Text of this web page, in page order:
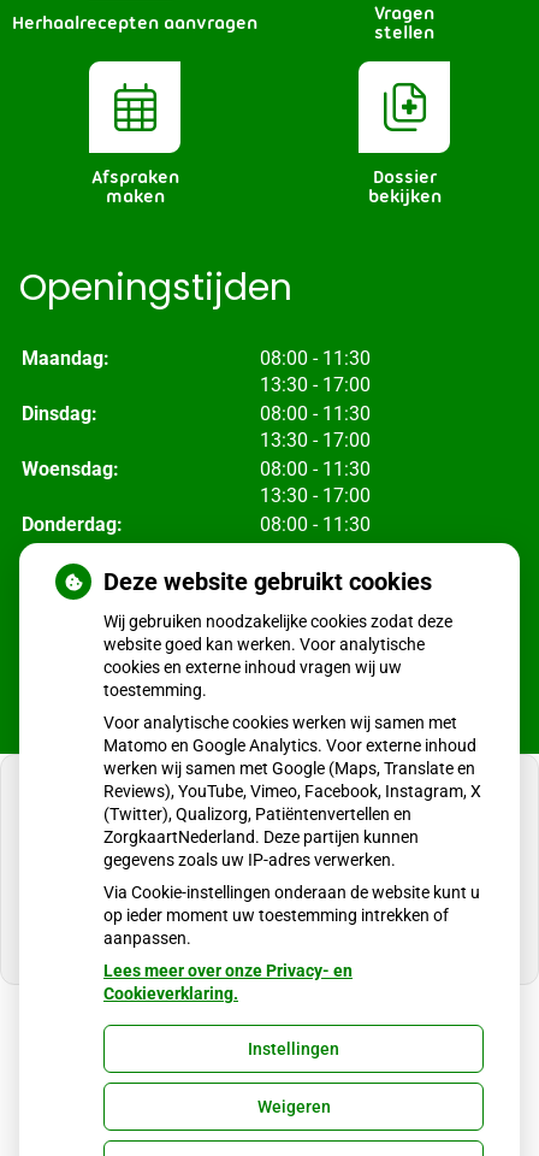
Herhaalrecepten aanvragen
Vragen
stellen
Afspraken
maken
Dossier
bekijken
Openingstijden
Maandag: 08:00 tot
- 11:30
13:30 tot
- 17:00
Dinsdag:
08:00 tot
- 11:30
13:30 tot
- 17:00
Woensdag:
08:00 tot
- 11:30
13:30 tot
- 17:00
Donderdag:
08:00 tot
- 11:30
13:30tot
- 17:00
Vrijdag:
08:00tot
- 11:30
U heeft geen toestemming gegeven voor
externe inhouddie nodig is om dit te zien.
Cookie-instellingen wijzigen
Uw Zorg Online|Beheer
Bezoek
onze
Deze website gebruikt cookies
Wij gebruiken noodzakelijke cookies zodat deze
website goed kan werken. Voor analytische
cookies en externe inhoud vragen wij uw
toestemming.
Voor analytische cookies werken wij samen met
Matomo en Google Analytics. Voor externe inhoud
werken wij samen met Google (Maps, Translate en
Reviews), YouTube, Vimeo, Facebook, Instagram, X
(Twitter), Qualizorg, Patiëntenvertellen en
ZorgkaartNederland. Deze partijen kunnen
gegevens zoals uw IP-adres verwerken.
Via Cookie-instellingen onderaan de website kunt u
op ieder moment uw toestemming intrekken of
aanpassen.
Lees meer over onze Privacy- en
Cookieverklaring.
Instellingen
Weigeren